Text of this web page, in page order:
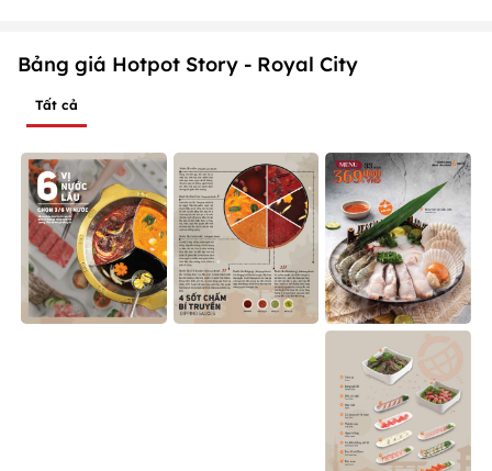
Bảng giá Hotpot Story - Royal City
Tất cả